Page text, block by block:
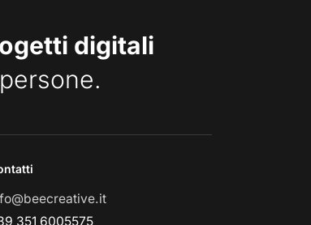
digitali
351 6005575